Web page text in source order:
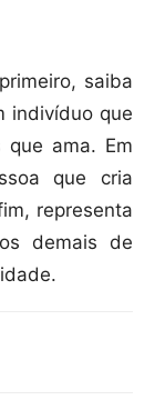
saiba
indivíduo que
ama. Em
que cria
representa
demais de